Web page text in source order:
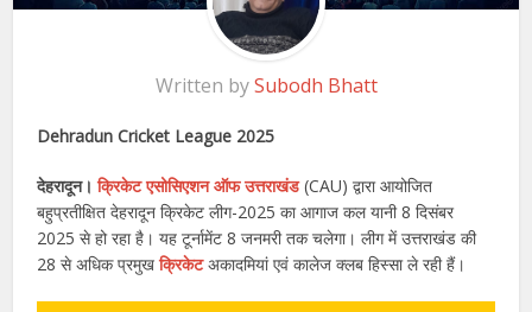
Written bySubodh Bhatt
Dehradun Cricket League 2025
देहरादून। क्रिकेट एसोसिएशन ऑफ उत्तराखंड(CAU) द्वारा आयोजित
बहुप्रतीक्षित देहरादून क्रिकेट लीग-2025 का आगाज कल यानी 8 दिसंबर
2025 से हो रहा है। यह टूर्नामेंट 8 जनमरी तक चलेगा। लीग में उत्तराखंड की
28 से अधिक प्रमुखक्रिकेटअकादमियां एवं कालेज क्लब हिस्सा ले रही हैं।